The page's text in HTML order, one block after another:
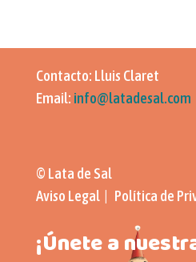
Contacto: Lluis Claret
Email: info@latadesal.com
© Lata de Sal
Aviso Legal | Política de
¡Únete a